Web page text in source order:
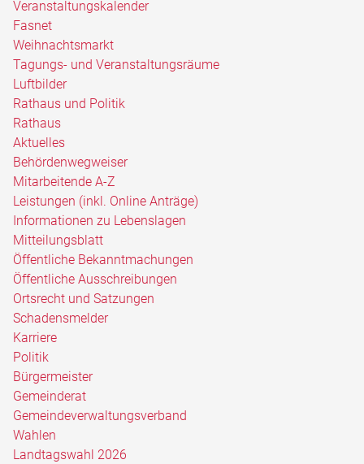
Veranstaltungskalender
Fasnet
Weihnachtsmarkt
Tagungs- und Veranstaltungsräume
Luftbilder
Rathaus und Politik
Rathaus
Aktuelles
Behördenwegweiser
Mitarbeitende A-Z
Leistungen (inkl. Online Anträge)
Informationen zu Lebenslagen
Mitteilungsblatt
Öffentliche Bekanntmachungen
Öffentliche Ausschreibungen
Ortsrecht und Satzungen
Schadensmelder
Karriere
Politik
Bürgermeister
Gemeinderat
Gemeindeverwaltungsverband
Wahlen
Landtagswahl 2026